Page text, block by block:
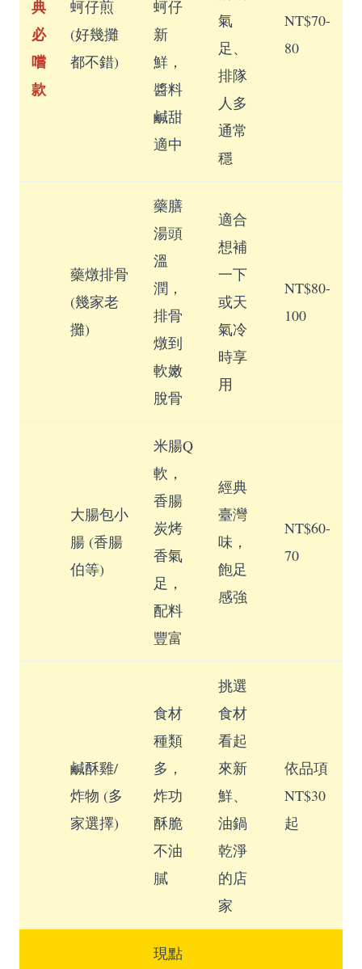
典
必
嚐
款
蚵仔煎
(好幾攤
都不錯)
蚵仔
新
鮮，
醬料
鹹甜
適中
氣
足、
排隊
人多
通常
穩
NT$70-
80
藥燉排骨
(幾家老
攤)
藥膳
湯頭
溫
潤，
排骨
燉到
軟嫩
脫骨
適合
想補
一下
或天
氣冷
時享
用
NT$80-
100
大腸包小
腸 (香腸
伯等)
米腸Q
軟，
香腸
炭烤
香氣
足，
配料
豐富
經典
臺灣
味，
飽足
感強
NT$60-
70
鹹酥雞/
炸物 (多
家選擇)
食材
種類
多，
炸功
酥脆
不油
膩
挑選
食材
看起
來新
鮮、
油鍋
乾淨
的店
家
依品項
NT$30
起
現點